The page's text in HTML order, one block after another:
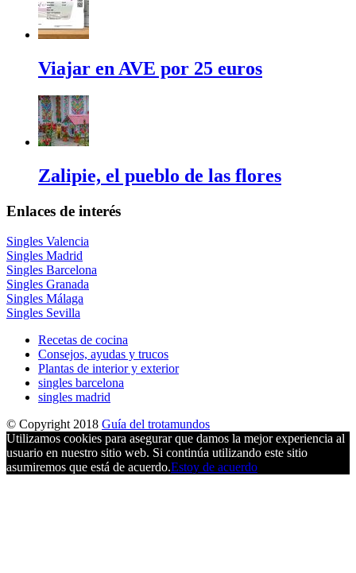
Viajar en AVE por 25 euros
Zalipie, el pueblo de las flores
Enlaces de interés
Singles Valencia
Singles Madrid
Singles Barcelona
Singles Granada
Singles Málaga
Singles Sevilla
Recetas de cocina
Consejos, ayudas y trucos
Plantas de interior y exterior
singles barcelona
singles madrid
© Copyright 2018 Guía del trotamundos
Utilizamos cookies para asegurar que damos la mejor experiencia al
usuario en nuestro sitio web. Si continúa utilizando este sitio
asumiremos que está de acuerdo.Estoy de acuerdo